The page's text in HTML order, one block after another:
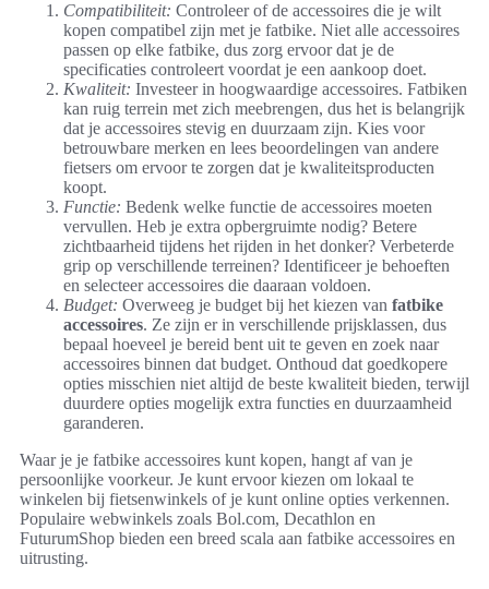
Compatibiliteit: Controleer of de accessoires die je wilt
kopen compatibel zijn met je fatbike. Niet alle accessoires
passen op elke fatbike, dus zorg ervoor dat je de
specificaties controleert voordat je een aankoop doet.
Kwaliteit: Investeer in hoogwaardige accessoires. Fatbiken
kan ruig terrein met zich meebrengen, dus het is belangrijk
dat je accessoires stevig en duurzaam zijn. Kies voor
betrouwbare merken en lees beoordelingen van andere
fietsers om ervoor te zorgen dat je kwaliteitsproducten
koopt.
Functie: Bedenk welke functie de accessoires moeten
vervullen. Heb je extra opbergruimte nodig? Betere
zichtbaarheid tijdens het rijden in het donker? Verbeterde
grip op verschillende terreinen? Identificeer je behoeften
en selecteer accessoires die daaraan voldoen.
Budget: Overweeg je budget bij het kiezen van fatbike
accessoires. Ze zijn er in verschillende prijsklassen, dus
bepaal hoeveel je bereid bent uit te geven en zoek naar
accessoires binnen dat budget. Onthoud dat goedkopere
opties misschien niet altijd de beste kwaliteit bieden, terwijl
duurdere opties mogelijk extra functies en duurzaamheid
garanderen.
Waar je je fatbike accessoires kunt kopen, hangt af van je
persoonlijke voorkeur. Je kunt ervoor kiezen om lokaal te
winkelen bij fietsenwinkels of je kunt online opties verkennen.
Populaire webwinkels zoals Bol.com, Decathlon en
FuturumShop bieden een breed scala aan fatbike accessoires en
uitrusting.